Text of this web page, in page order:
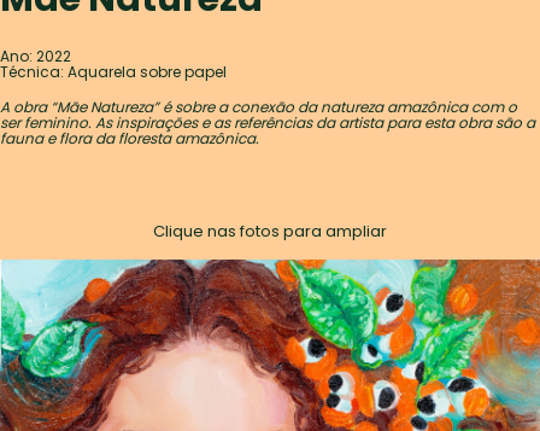
Ano: 2022
Técnica: Aquarela sobre papel
A obra “Mãe Natureza” é sobre a conexão da natureza amazônica com o
ser feminino. As inspirações e as referências da artista para esta obra são a
fauna e flora da floresta amazônica.
Clique nas fotos para ampliar